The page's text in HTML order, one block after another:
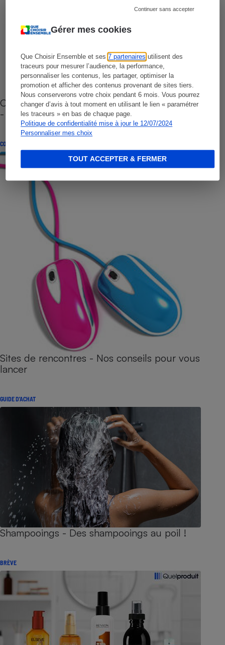
Gérer mes cookies
Que Choisir Ensemble et ses7 partenaires utilisent des
traceurs pour mesurer l’audience, la performance,
personnaliser les contenus, les partager, optimiser la
promotion et afficher des contenus provenant de sites tiers.
Nous conserverons votre choix pendant 6 mois. Vous pourrez
changer d’avis à tout moment en utilisant le lien « paramétrer
les traceurs » en bas de chaque page.
Politique de confidentialité mise à jour le 12/07/2024
Personnaliser mes choix
Continuer sans accepter
TOUT ACCEPTER & FERMER
Cafetière à capsules zéro déchet CoffeeB (vidéo)
- Premières impressions
CONSEILS
Sites de rencontres - Nos conseils pour vous
lancer
GUIDE D'ACHAT
Shampooings - Des shampooings au poil !
BRÈVE